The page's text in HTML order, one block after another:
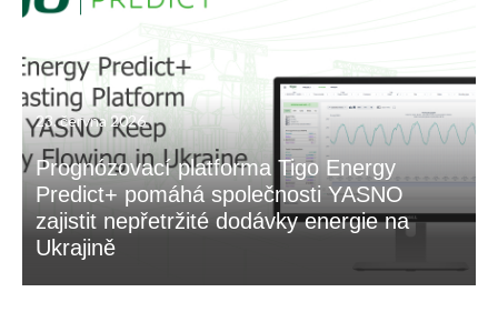
23. června 2026
Prognózovací platforma Tigo Energy
Predict+ pomáhá společnosti YASNO
zajistit nepřetržité dodávky energie na
Ukrajině